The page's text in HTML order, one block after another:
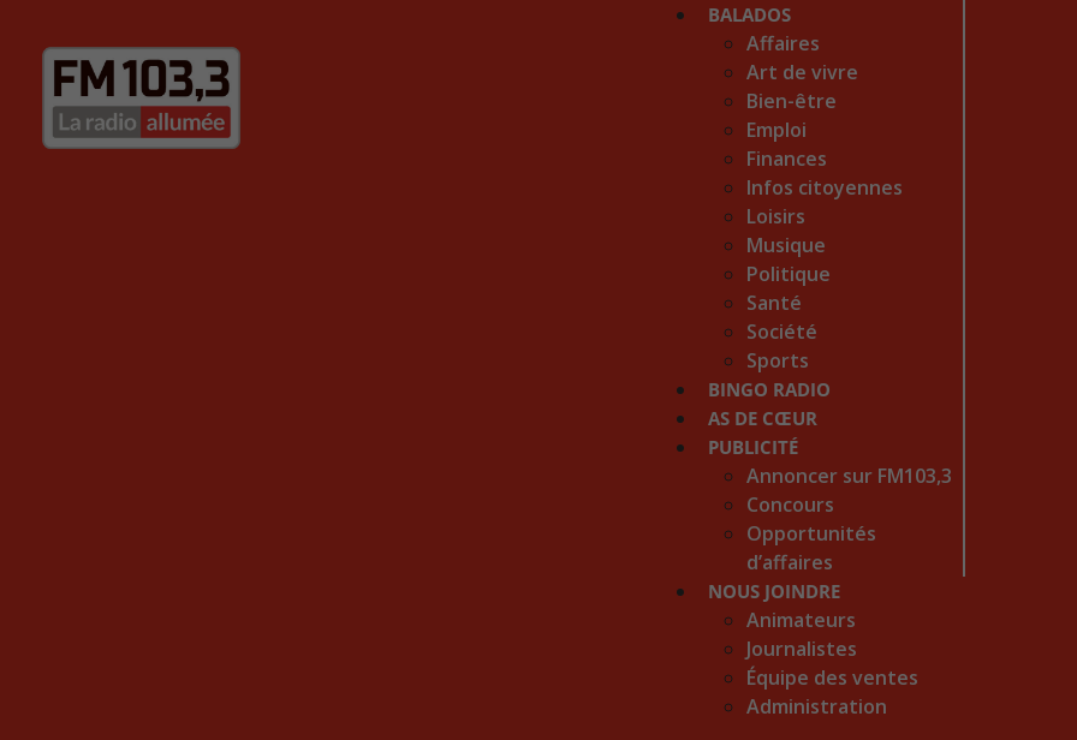
BALADOS
Affaires
Art de vivre
Bien-être
Emploi
Finances
Infos citoyennes
Loisirs
Musique
Politique
Santé
Société
Sports
BINGO RADIO
AS DE CŒUR
PUBLICITÉ
Annoncer sur FM103,3
Concours
Opportunités
d’affaires
NOUS JOINDRE
Animateurs
Journalistes
Équipe des ventes
Administration